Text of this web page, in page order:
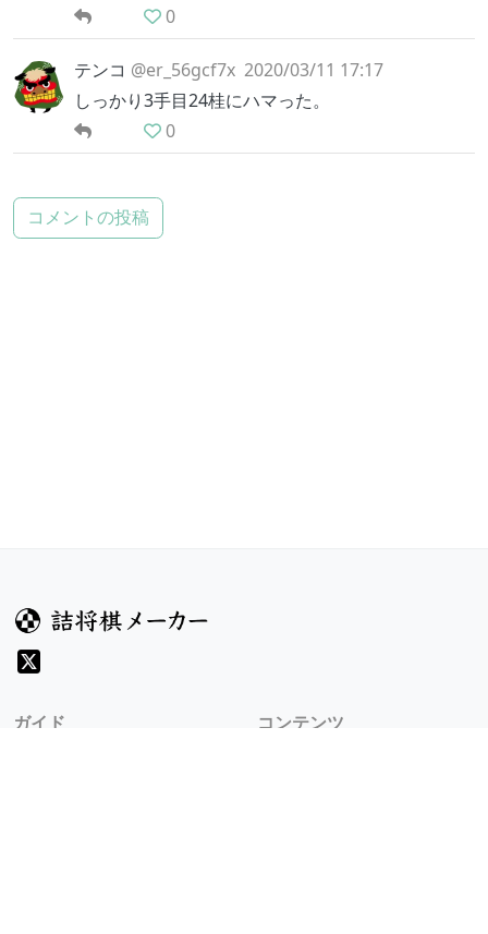
0
テンコ @er_56gcf7x 2020/03/11 17:17
しっかり3手目24桂にハマった。
0
コメントの投稿
ガイド
コンテンツ